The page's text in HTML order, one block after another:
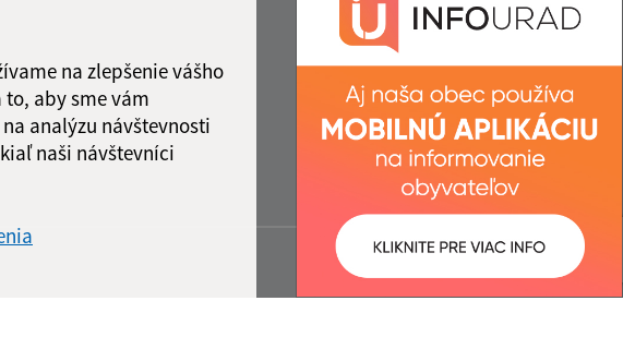
na zlepšenie vášho
aby sme vám
analýzu návštevnosti
naši návštevníci